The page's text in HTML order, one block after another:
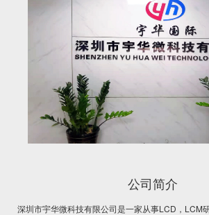
公司简介
深圳市宇华微科技有限公司是一家从事LCD，LCM